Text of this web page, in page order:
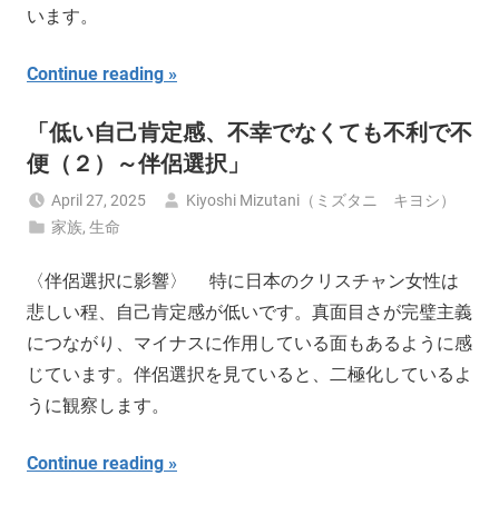
います。
Continue reading
「低い自己肯定感、不幸でなくても不利で不
便（２）～伴侶選択」
April 27, 2025
Kiyoshi Mizutani（ミズタニ キヨシ）
家族,生命
〈伴侶選択に影響〉 特に日本のクリスチャン女性は
悲しい程、自己肯定感が低いです。真面目さが完璧主義
につながり、マイナスに作用している面もあるように感
じています。伴侶選択を見ていると、二極化しているよ
うに観察します。
Continue reading